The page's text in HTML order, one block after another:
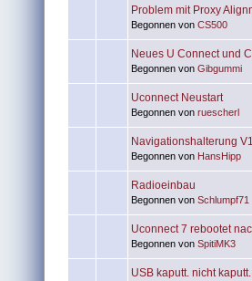
Problem mit Proxy
Begonnen von CS500
Neues U Connect und
Begonnen von Gibgummi
Uconnect Neustart
Begonnen von ruescherl
Navigationshalterung
Begonnen von HansHipp
Radioeinbau
Begonnen von Schlumpf71
Uconnect 7 rebootet
Begonnen von SpitiMK3
USB kaputt. nicht